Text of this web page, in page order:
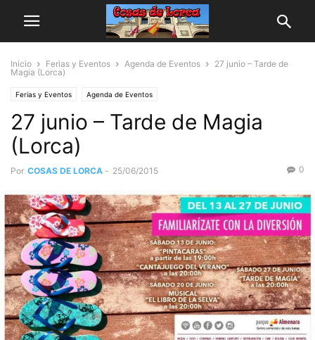
Inicio Ferias y Eventos Agenda de Eventos
27 junio – Tarde de
Magia (Lorca)
Ferias y Eventos Agenda de Eventos
27 junio – Tarde de Magia
(Lorca)
Por COSAS DE LORCA - 25/06/2015 0